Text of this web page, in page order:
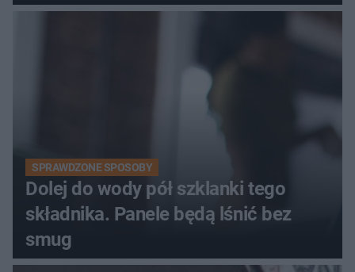
kobiety
SPRAWDZONE SPOSOBY
Dolej do wody pół szklanki tego
składnika. Panele będą lśnić bez
smug